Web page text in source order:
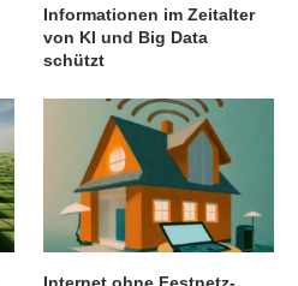
Informationen im Zeitalter
von KI und Big Data
schützt